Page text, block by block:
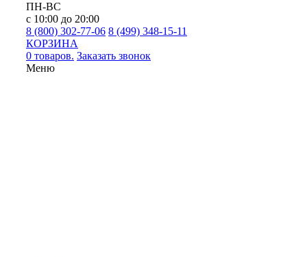
ПН-ВС
с 10:00 до 20:00
8 (800) 302-77-06 8 (499) 348-15-11
КОРЗИНА
0 товаров. Заказать звонок
Меню